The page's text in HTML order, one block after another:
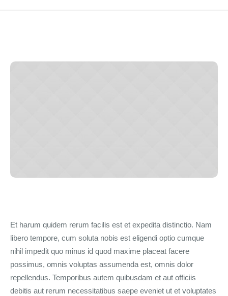
Et harum quidem rerum facilis est et expedita distinctio. Nam
libero tempore, cum soluta nobis est eligendi optio cumque
nihil impedit quo minus id quod maxime placeat facere
possimus, omnis voluptas assumenda est, omnis dolor
repellendus. Temporibus autem quibusdam et aut officiis
debitis aut rerum necessitatibus saepe eveniet ut et voluptates